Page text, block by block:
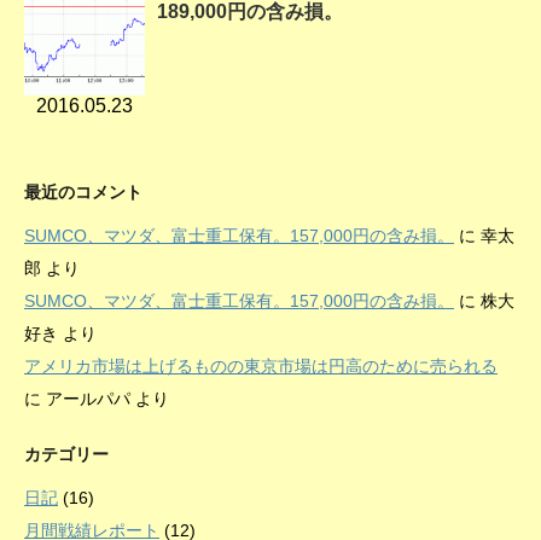
2016.05.23
189,000円の含み損。
最近のコメント
SUMCO、マツダ、富士重工保有。157,000円の含み損。 に 幸太
郎 より
SUMCO、マツダ、富士重工保有。157,000円の含み損。
に 株大
好き より
アメリカ市場は上げるものの東京市場は円高のために売られる
に アールパパ より
カテゴリー
日記 (16)
月間戦績レポート (12)